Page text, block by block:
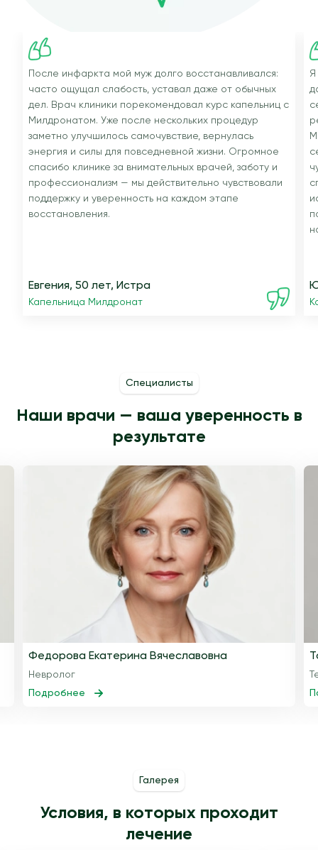
После инфаркта мой муж долго восстанавливался:
часто ощущал слабость, уставал даже от обычных
дел. Врач клиники порекомендовал курс капельниц с
Милдронатом. Уже после нескольких процедур
заметно улучшилось самочувствие, вернулась
энергия и силы для повседневной жизни. Огромное
спасибо клинике за внимательных врачей, заботу и
профессионализм — мы действительно чувствовали
поддержку и уверенность на каждом этапе
восстановления.
Евгения, 50 лет, Истра
Капельница Милдронат
Я
Специалисты
Наши врачи — ваша уверенность в
результате
Федорова Екатерина Вячеславовна
Невролог
Подробнее
Галерея
Условия, в которых проходит
лечение